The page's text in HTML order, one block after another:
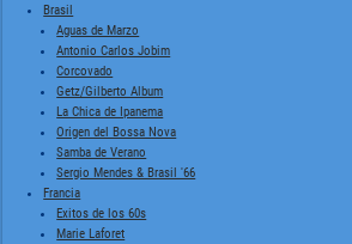
Brasil
Aguas de Marzo
Antonio Carlos Jobim
Corcovado
Getz/Gilberto Album
La Chica de Ipanema
Origen del Bossa Nova
Samba de Verano
Sergio Mendes & Brasil '66
Francia
Exitos de los 60s
Marie Laforet